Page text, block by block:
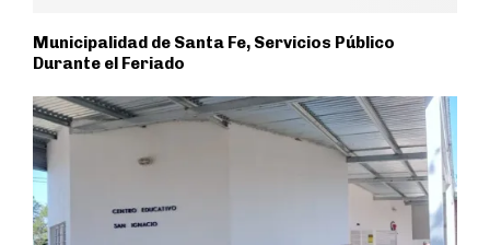
Municipalidad de Santa Fe, Servicios Público
Durante el Feriado